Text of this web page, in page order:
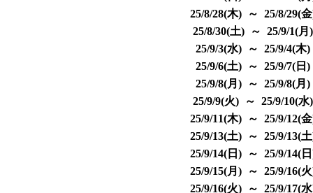
25/8/28(木) ～ 25/8/29(
25/8/30(土) ～ 25/9/1(
25/9/3(水) ～ 25/9/4(
25/9/6(土) ～ 25/9/7(
25/9/8(月) ～ 25/9/8(
25/9/9(火) ～ 25/9/10(
25/9/11(木) ～ 25/9/12(
25/9/13(土) ～ 25/9/13(
25/9/14(日) ～ 25/9/14(
25/9/15(月) ～ 25/9/16(
25/9/16(火) ～ 25/9/17(